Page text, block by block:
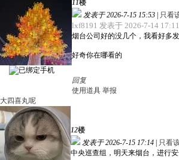
11楼
发表于 2026-7-15 15:53
只看
lxf8191 发表于 2026-7-14 17:11
烟台公司好的没几个，我看好多
好奇你在哪看的
回复
使用道具 举报
大四喜丸呢
12楼
发表于 2026-7-15 17:14
只看
中央巡查组，明天来烟台，进行安